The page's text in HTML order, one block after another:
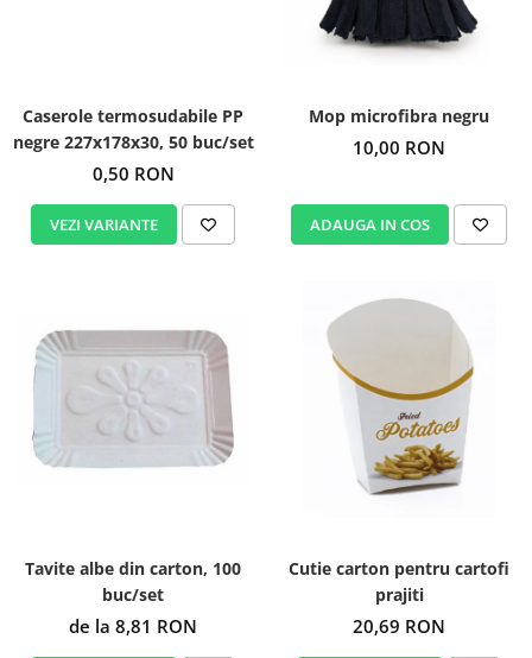
Caserole termosudabile PP
negre 227x178x30, 50 buc/set
0,50 RON
VEZI VARIANTE
Mop microfibra negru
10,00 RON
ADAUGA IN COS
Tavite albe din carton, 100
buc/set
de la 8,81 RON
Cutie carton pentru cartofi
prajiti
20,69 RON